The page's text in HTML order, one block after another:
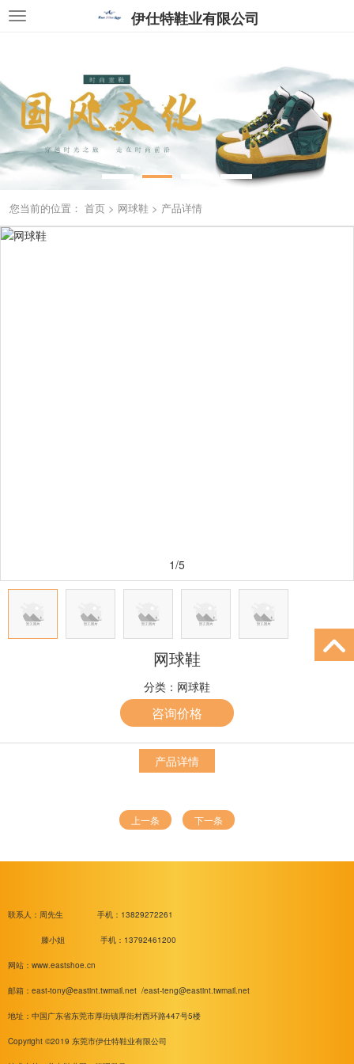
伊仕特鞋业有限公司
您当前的位置： 首页 > 网球鞋 > 产品详情
1/5
网球鞋
分类： 网球鞋
咨询价格
产品详情
上一条 下一条
联系人：周先生 手机：13829272261
滕小姐 手机：13792461200
网站：www.eastshoe.cn
邮箱： east-tony@eastint.twmail.net /east-teng@eastint.twmail.net
地址：中国广东省东莞市厚街镇厚街村西环路447号5楼
Copyright ©2019 东莞市伊仕特鞋业有限公司